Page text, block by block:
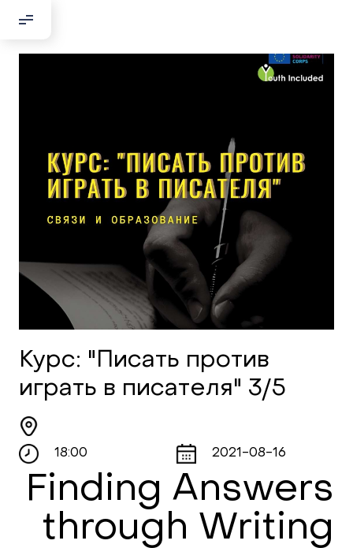
Kontaktní e-mail:
youthincluded@gmail.com
Или в соцсети Telegram:
@Interkulturnipracepraha14
Курс: "Писать против
играть в писателя" 3/5
18:00 2021-08-16
Finding Answers
through Writing